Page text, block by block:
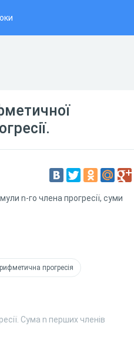
n-го члена прогресії, суми
прогресія
Сума n перших членів